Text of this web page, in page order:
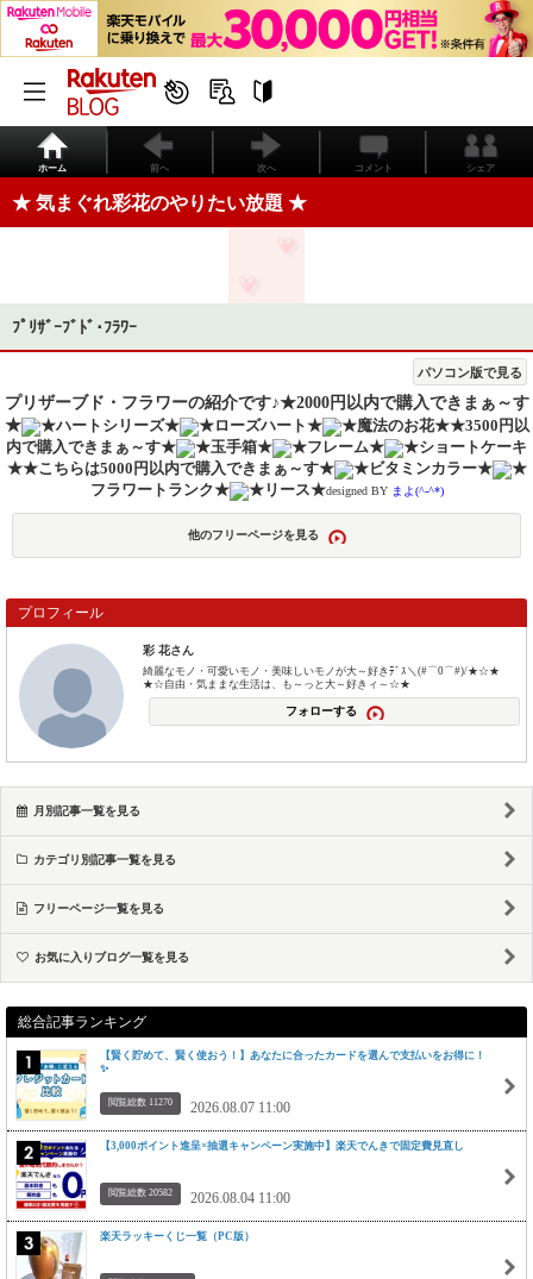
ホーム 前へ 次へ コメント シェア
★ 気まぐれ彩花のやりたい放題 ★
ﾌﾟﾘｻﾞｰﾌﾞﾄﾞ･ﾌﾗﾜｰ
パソコン版で見る
プリザーブド・フラワーの紹介です♪★2000円以内で購入できまぁ～す
★
★ハートシリーズ★ ★ローズハート★ ★魔法のお花★★3500円以
内で購入できまぁ～す★
★玉手箱★ ★フレーム★
★ショートケーキ
★★こちらは5000円以内で購入できまぁ～す★ ★ビタミンカラー★
★
フラワートランク★
★リース★designed BY まよ(^-^*)
他のフリーページを見る
プロフィール
彩 花さん
綺麗なモノ・可愛いモノ・美味しいモノが大～好きﾃﾞｽ＼(#⌒0⌒#)/★☆★
★☆自由・気ままな生活は、も～っと大～好きィ～☆★
フォローする
月別記事一覧を見る
カテゴリ別記事一覧を見る
フリーページ一覧を見る
お気に入りブログ一覧を見る
総合記事ランキング
【賢く貯めて、賢く使おう！】あなたに合ったカードを選んで支払いをお得に！
✨
閲覧総数 11270 2026.08.07 11:00
【3,000ポイント進呈×抽選キャンペーン実施中】楽天でんきで固定費見直し
閲覧総数 20582 2026.08.04 11:00
楽天ラッキーくじ一覧（PC版）